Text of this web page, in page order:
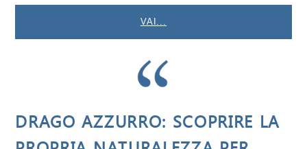
VAI...
DRAGO AZZURRO: SCOPRIRE LA